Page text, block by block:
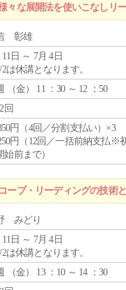
な展開法を使いこなしリ
彰雄
日 ～ 7月 4日
は休講となります。
（金） 11 ：30 ～ 12 ：50
回
円（4回／分割支払い）×3
円（12回／一括前納支払※
始前まで）
プ・リーディングの技術
みどり
日 ～ 7月 4日
は休講となります。
（金） 13 ：10 ～ 14 ：30